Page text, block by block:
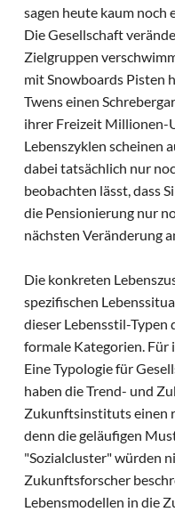
sagen heute kaum noch
Die Gesellschaft
Zielgruppen
mit Snowboards Pisten
Twens einen
ihrer Freizeit Millionen-
Lebenszyklen scheinen
dabei tatsächlich nur
beobachten lässt, dass
die Pensionierung nur
nächsten Veränderung
Die konkreten
spezifischen
dieser Lebensstil-Typen
formale Kategorien. Für
Eine Typologie für
haben die Trend- und
Zukunftsinstituts einen
denn die geläufigen
"Sozialcluster" würden
Zukunftsforscher
Lebensmodellen in die